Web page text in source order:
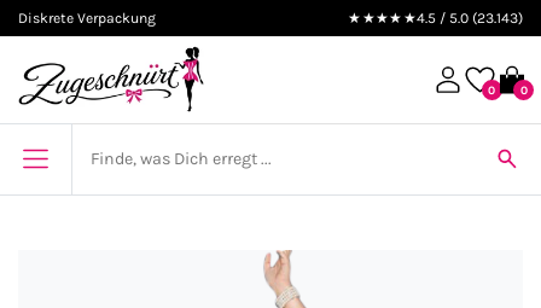
Diskrete Verpackung ★★★★★4.5 / 5.0 (23.143)
0 0